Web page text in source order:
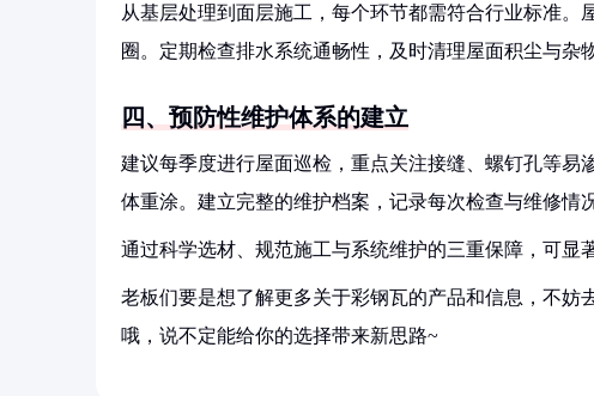
从基层处理到面层施工，每个环节都需符合行业标准
圈。定期检查排水系统通畅性，及时清理屋面积尘与杂物
四、预防性维护体系的建立
建议每季度进行屋面巡检，重点关注接缝、螺钉孔等
体重涂。建立完整的维护档案，记录每次检查与维修情况
通过科学选材、规范施工与系统维护的三重保障，可显
老板们要是想了解更多关于彩钢瓦的产品和信息，不妨
哦，说不定能给你的选择带来新思路~